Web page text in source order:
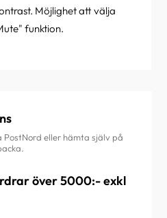
Möjlighet att välja
funktion.
PostNord eller hämta själv på
över 5000:- exkl